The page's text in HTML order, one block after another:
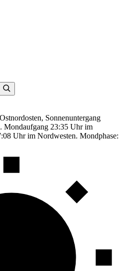
Sonnenuntergang
Mondaufgang 23:35 Uhr im
Uhr im Nordwesten. Mondphase: